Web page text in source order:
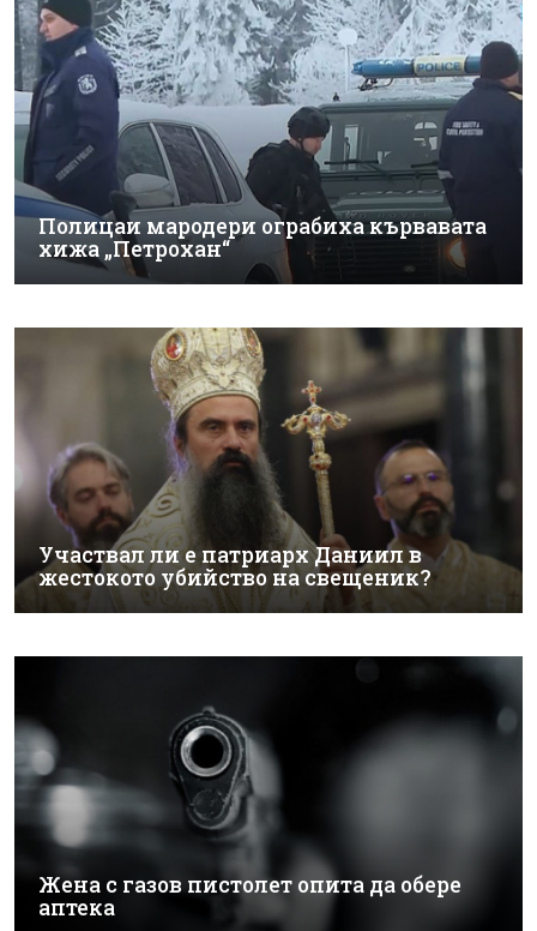
Полицаи мародери ограбиха кървавата
хижа „Петрохан“
Участвал ли е патриарх Даниил в
жестокото убийство на свещеник?
Жена с газов пистолет опита да обере
аптека